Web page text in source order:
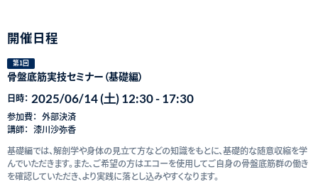
開催日程
第1回
骨盤底筋実技セミナー（基礎編）
日時： 2025/06/14 (土) 12:30 - 17:30
参加費： 外部決済
講師： 漆川沙弥香
基礎編では、解剖学や身体の見立て方などの知識をもとに、基礎的な随意収縮を学
んでいただきます。また、ご希望の方はエコーを使用してご自身の骨盤底筋群の働き
を確認していただき、より実践に落とし込みやすくなります。